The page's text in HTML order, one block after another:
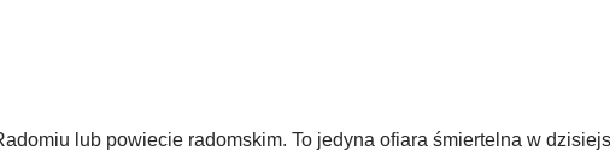
lub powiecie radomskim. To jedyna ofiara śmiertelna w